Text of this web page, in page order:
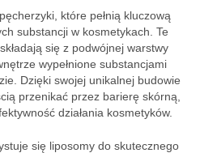
które pełnią kluczową
substancji w kosmetykach. Te
się z podwójnej warstwy
wypełnione substancjami
Dzięki swojej unikalnej budowie
przenikać przez barierę skórną,
działania kosmetyków.
się liposomy do skutecznego